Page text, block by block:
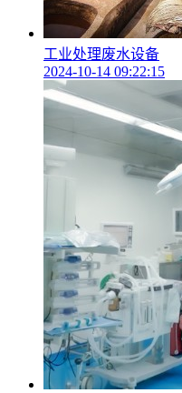
工业处理废水设备
2024-10-14 09:22:15